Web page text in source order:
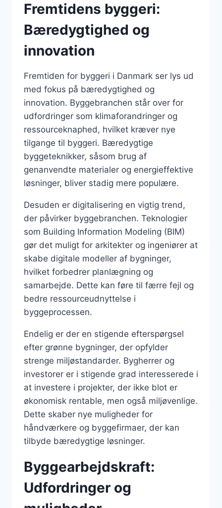
Fremtidens byggeri:
Bæredygtighed og
innovation
Fremtiden for byggeri i Danmark ser lys ud
med fokus på bæredygtighed og
innovation. Byggebranchen står over for
udfordringer som klimaforandringer og
ressourceknaphed, hvilket kræver nye
tilgange til byggeri. Bæredygtige
byggeteknikker, såsom brug af
genanvendte materialer og energieffektive
løsninger, bliver stadig mere populære.
Desuden er digitalisering en vigtig trend,
der påvirker byggebranchen. Teknologier
som Building Information Modeling (BIM)
gør det muligt for arkitekter og ingeniører at
skabe digitale modeller af bygninger,
hvilket forbedrer planlægning og
samarbejde. Dette kan føre til færre fejl og
bedre ressourceudnyttelse i
byggeprocessen.
Endelig er der en stigende efterspørgsel
efter grønne bygninger, der opfylder
strenge miljøstandarder. Bygherrer og
investorer er i stigende grad interesserede i
at investere i projekter, der ikke blot er
økonomisk rentable, men også miljøvenlige.
Dette skaber nye muligheder for
håndværkere og byggefirmaer, der kan
tilbyde bæredygtige løsninger.
Byggearbejdskraft:
Udfordringer og